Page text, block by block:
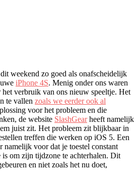
weekend zo goed als onafscheidelijk
iPhone 4S. Menig onder ons waren
verbruik van ons nieuw speeltje. Het
te vallen zoals we eerder ook al
voor het probleem en die
de website SlashGearheeft namelijk
juist zit. Het probleem zit blijkbaar in
treffen die werken op iOS 5. Een
namelijk voor dat je toestel constant
om zijn tijdzone te achterhalen. Dit
en niet zoals het nu doet,